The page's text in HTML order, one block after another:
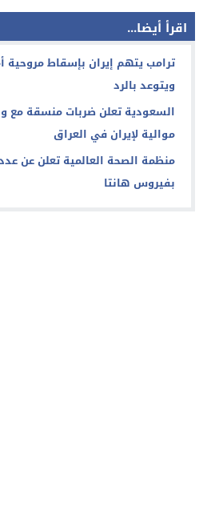
اقرأ أيضا...
ترامب يتهم إيران بإسقاط
ويتوعد بالرد
السعودية تعلن ضربات منسقة مع
موالية لإيران في العراق
منظمة الصحة العالمية تعلن عن
بفيروس هانتا